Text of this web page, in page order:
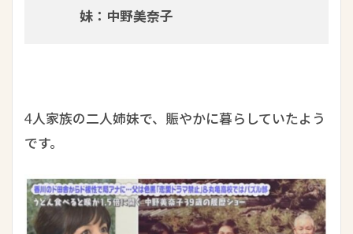
妹：中野美奈子
4人家族の二人姉妹で、賑やかに暮らしていたよう
です。